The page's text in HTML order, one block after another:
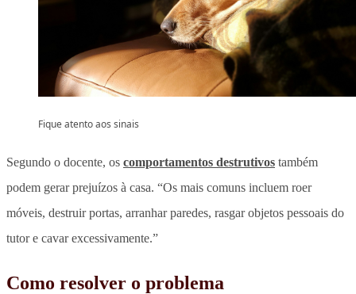
Fique atento aos sinais
Segundo o docente, os comportamentos destrutivos também
podem gerar prejuízos à casa. “Os mais comuns incluem roer
móveis, destruir portas, arranhar paredes, rasgar objetos pessoais do
tutor e cavar excessivamente.”
Como resolver o problema